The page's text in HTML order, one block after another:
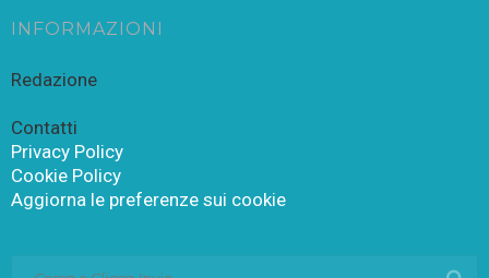
INFORMAZIONI
Redazione
Contatti
Privacy Policy
Cookie Policy
Aggiorna le preferenze sui cookie